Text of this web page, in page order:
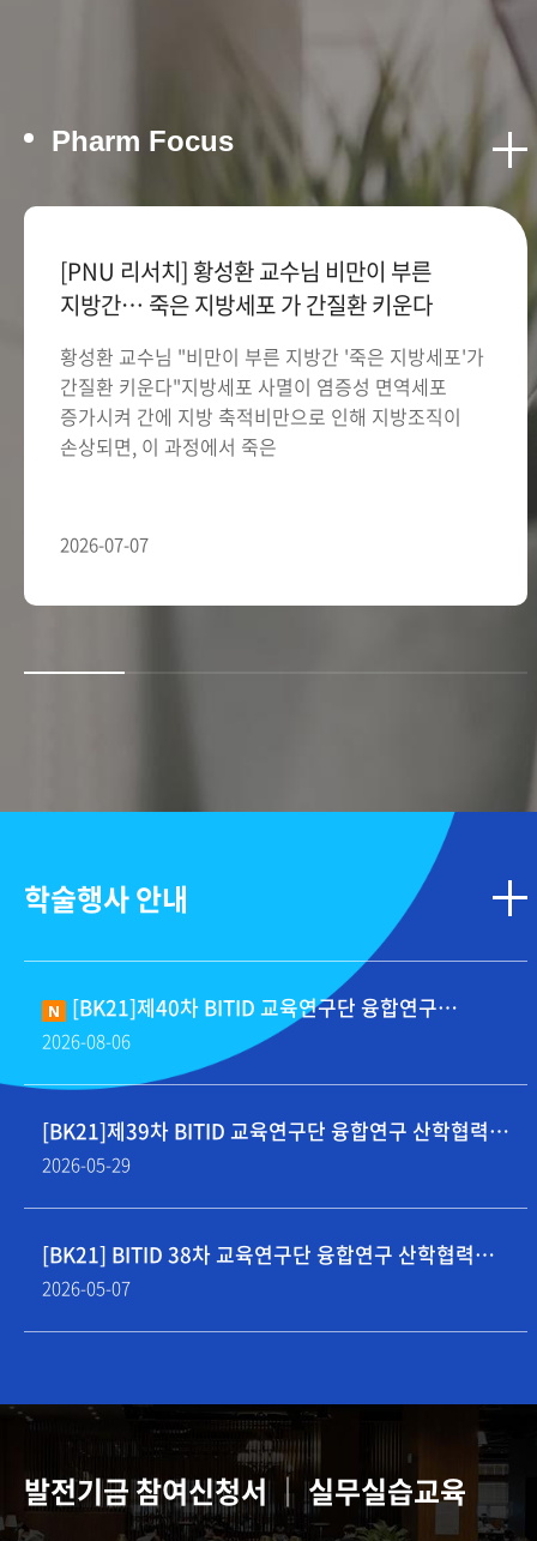
Pharm Focus
[PNU 리서치] 황성환 교수님 비만이 부른
지방간… 죽은 지방세포 가 간질환 키운다
황성환 교수님 "비만이 부른 지방간 '죽은 지방세포'가
간질환 키운다"지방세포 사멸이 염증성 면역세포
증가시켜 간에 지방 축적비만으로 인해 지방조직이
손상되면, 이 과정에서 죽은
2026-07-07
학술행사 안내
2026 08 06
[BK21]제40차 BITID 교육연구단 융합연구
산학협력 세미나(8/13,16시)
2026 05 29
[BK21]제39차 BITID 교육연구단 융합연구 산학협력
세미나 개최(5/29,15시)
2026 05 07
[BK21] BITID 38차 교육연구단 융합연구 산학협력
세미나 개최[5/7,14시]
발전기금 참여신청서 │ 실무실습교육